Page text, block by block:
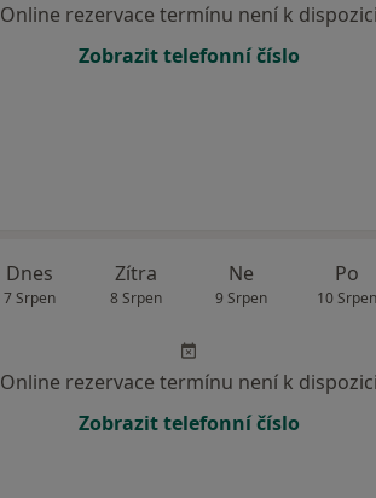
Online rezervace termínu není k dispozici
Zobrazit telefonní číslo
Dnes
7 Srpen
Zítra
8 Srpen
Ne
9 Srpen
Po
10 Srpen
Online rezervace termínu není k dispozici
Zobrazit telefonní číslo